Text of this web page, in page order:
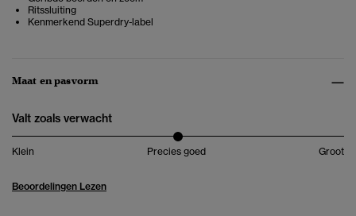
Ritssluiting
Kenmerkend Superdry-label
Maat en pasvorm
Valt zoals verwacht
Klein Precies goed Groot
Beoordelingen Lezen